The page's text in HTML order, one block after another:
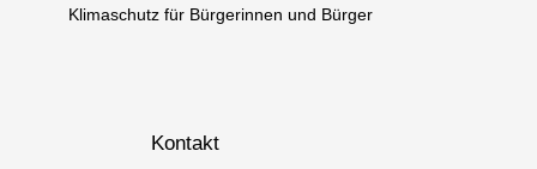
Klimaschutz für Bürgerinnen und Bürger
Kontakt